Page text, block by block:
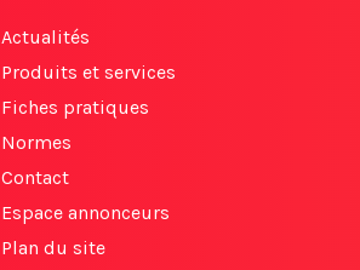
Actualités
Produits et services
Fiches pratiques
Normes
Contact
Espace annonceurs
Plan du site